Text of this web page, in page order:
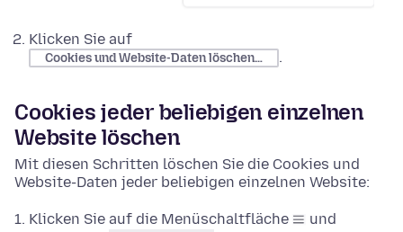
Klicken Sie auf
Cookies und Website-Daten löschen… .
Cookies jeder beliebigen einzelnen
Website löschen
Mit diesen Schritten löschen Sie die Cookies und
Website-Daten jeder beliebigen einzelnen Website:
Klicken Sie auf die Menüschaltfläche
und